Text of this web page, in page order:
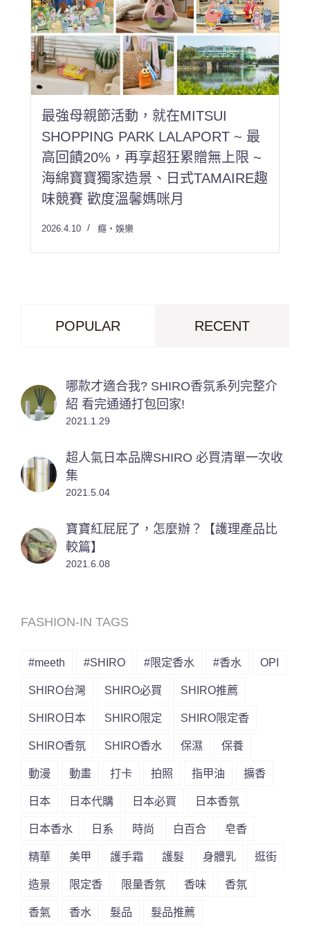
最強母親節活動，就在MITSUI
SHOPPING PARK LALAPORT ~ 最
高回饋20%，再享超狂累贈無上限 ~
海綿寶寶獨家造景、日式TAMAIRE趣
味競賽 歡度溫馨媽咪月
2026.4.10 癮・娛樂
POPULAR RECENT
哪款才適合我? SHIRO香氛系列完整介
紹 看完通通打包回家!
2021.1.29
超人氣日本品牌SHIRO 必買清單一次收
集
2021.5.04
寶寶紅屁屁了，怎麼辦？【護理產品比
較篇】
2021.6.08
FASHION-IN TAGS
#meeth #SHIRO #限定香水 #香水 OPI
SHIRO台灣 SHIRO必買 SHIRO推薦
SHIRO日本 SHIRO限定 SHIRO限定香
SHIRO香氛 SHIRO香水 保濕 保養
動漫 動畫 打卡 拍照 指甲油 擴香
日本 日本代購 日本必買 日本香氛
日本香水 日系 時尚 白百合 皂香
精華 美甲 護手霜 護髮 身體乳 逛街
造景 限定香 限量香氛 香味 香氛
香氣 香水 髮品 髮品推薦